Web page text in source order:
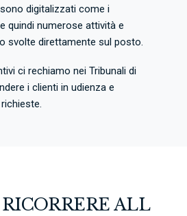
digitalizzati come i
quindi numerose attività e
svolte direttamente sul posto.
ci rechiamo nei Tribunali di
i clienti in udienza e
ALL